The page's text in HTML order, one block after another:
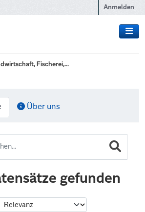
Anmelden
Fischerei,...
Über uns
gefunden